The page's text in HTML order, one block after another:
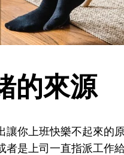
的來源
你上班快樂不起來的
是上司一直指派工作